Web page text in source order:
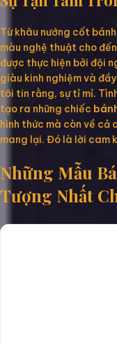
Từ khâu nướng cốt
màu nghệ thuật cho
được thực hiện bởi đội
giàu kinh nghiệm và
tôi tin rằng, sự tỉ mỉ.
tạo ra những chiếc
hình thức mà còn về cả
mang lại. Đó là lời cam
Những Mẫu
Tượng Nhất